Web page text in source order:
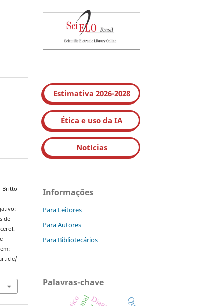
Britto
de
Estimativa 2026-2028
Ética e uso da IA
Notícias
Informações
Para Leitores
Para Autores
Para Bibliotecários
Palavras-chave